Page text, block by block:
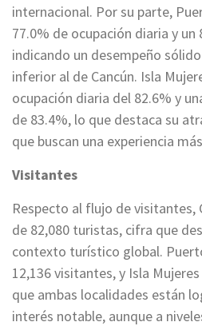
internacional. Por su parte,
77.0% de ocupación diaria y un
indicando un desempeño
inferior al de Cancún. Isla
ocupación diaria del 82.6% y
de 83.4%, lo que destaca su
que buscan una experiencia
Visitantes
Respecto al flujo de visitantes,
de 82,080 turistas, cifra que
contexto turístico global.
12,136 visitantes, y Isla
que ambas localidades están
interés notable, aunque a